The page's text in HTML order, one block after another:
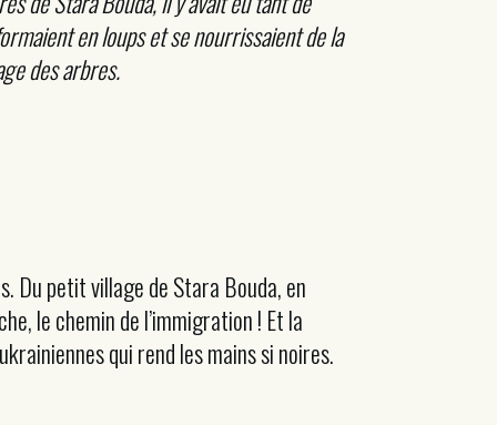
en loups et se nourrissaient de la
des arbres.
Du petit village de Stara Bouda, en
le chemin de l’immigration ! Et la
qui rend les mains si noires.